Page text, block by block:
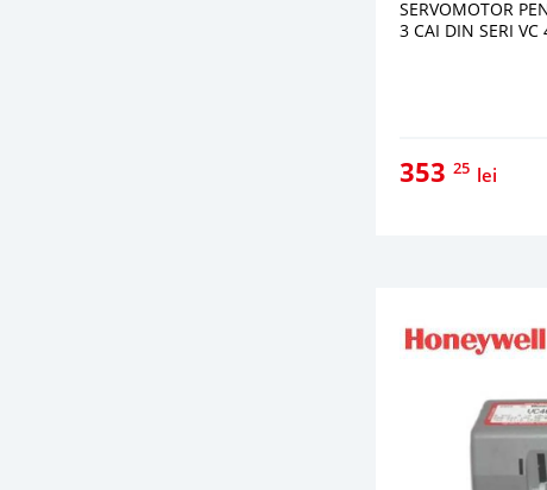
SERVOMOTOR
3 CAI DIN SERI VC
353 25 lei